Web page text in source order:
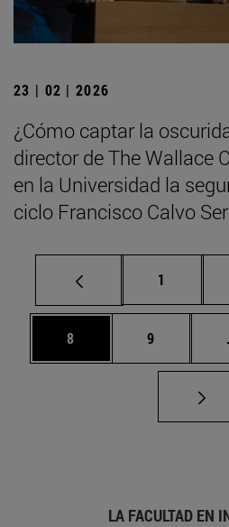
23 | 02 | 2026
¿Cómo captar la
director de The Wallace
en la Universidad la
ciclo Francisco Calvo
Página
1
Página
8 Página
9
LA FACULTAD EN